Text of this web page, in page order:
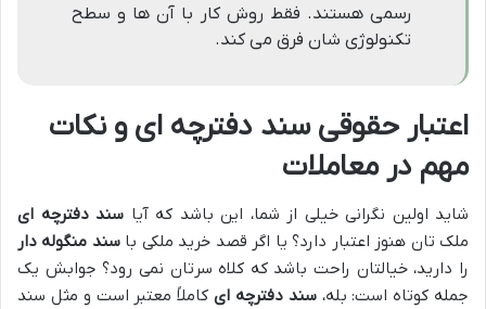
رسمی هستند. فقط روش کار با آن ها و سطح
تکنولوژی شان فرق می کند.
اعتبار حقوقی سند دفترچه ای و نکات
مهم در معاملات
شاید اولین نگرانی خیلی از شما، این باشد که آیا سند دفترچه ای
ملک تان هنوز اعتبار دارد؟ یا اگر قصد خرید ملکی باسند منگوله دار
را دارید، خیالتان راحت باشد که کلاه سرتان نمی رود؟ جوابش یک
جمله کوتاه است: بله،سند دفترچه ای کاملاً معتبر است و مثل سند